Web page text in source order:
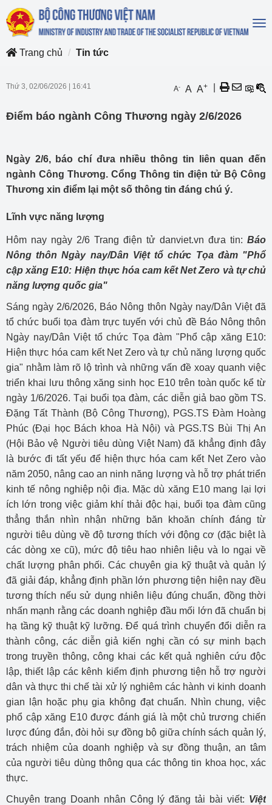
Trang chủ
Tin tức
Thứ 3, 02/06/2026 16:41 A- A A+
Điểm báo ngành Công Thương ngày 2/6/2026
Ngày 2/6, báo chí đưa nhiều thông tin liên quan đến
ngành Công Thương. Cổng Thông tin điện tử Bộ Công
Thương xin điểm lại một số thông tin đáng chú ý.
Lĩnh vực năng lượng
Hôm nay ngày 2/6 Trang điện tử danviet.vn đưa tin: Báo
Nông thôn Ngày nay/Dân Việt tổ chức Tọa đàm "Phổ
cập xăng E10: Hiện thực hóa cam kết Net Zero và tự chủ
năng lượng quốc gia"
Sáng ngày 2/6/2026, Báo Nông thôn Ngày nay/Dân Việt đã
tổ chức buổi tọa đàm trực tuyến với chủ đề Báo Nông thôn
Ngày nay/Dân Việt tổ chức Tọa đàm "Phổ cập xăng E10:
Hiện thực hóa cam kết Net Zero và tự chủ năng lượng quốc
gia" nhằm làm rõ lộ trình và những vấn đề xoay quanh việc
triển khai lưu thông xăng sinh học E10 trên toàn quốc kể từ
ngày 1/6/2026. Tại buổi tọa đàm, các diễn giả bao gồm TS.
Đặng Tất Thành (Bộ Công Thương), PGS.TS Đàm Hoàng
Phúc (Đại học Bách khoa Hà Nội) và PGS.TS Bùi Thị An
(Hội Bảo vệ Người tiêu dùng Việt Nam) đã khẳng định đây
là bước đi tất yếu để hiện thực hóa cam kết Net Zero vào
năm 2050, nâng cao an ninh năng lượng và hỗ trợ phát triển
kinh tế nông nghiệp nội địa. Mặc dù xăng E10 mang lại lợi
ích lớn trong việc giảm khí thải độc hại, buổi tọa đàm cũng
thẳng thắn nhìn nhận những băn khoăn chính đáng từ
người tiêu dùng về độ tương thích với động cơ (đặc biệt là
các dòng xe cũ), mức độ tiêu hao nhiên liệu và lo ngại về
chất lượng phân phối. Các chuyên gia kỹ thuật và quản lý
đã giải đáp, khẳng định phần lớn phương tiện hiện nay đều
tương thích nếu sử dụng nhiên liệu đúng chuẩn, đồng thời
nhấn mạnh rằng các doanh nghiệp đầu mối lớn đã chuẩn bị
hạ tầng kỹ thuật kỹ lưỡng. Để quá trình chuyển đổi diễn ra
thành công, các diễn giả kiến nghị cần có sự minh bạch
trong truyền thông, công khai các kết quả nghiên cứu độc
lập, thiết lập các kênh kiểm định phương tiện hỗ trợ người
dân và thực thi chế tài xử lý nghiêm các hành vi kinh doanh
gian lận hoặc phụ gia không đạt chuẩn. Nhìn chung, việc
phổ cập xăng E10 được đánh giá là một chủ trương chiến
lược đúng đắn, đòi hỏi sự đồng bộ giữa chính sách quản lý,
trách nhiệm của doanh nghiệp và sự đồng thuận, an tâm
của người tiêu dùng thông qua các thông tin khoa học, xác
thực.
Chuyên trang Doanh nhân Công lý đăng tải bài viết: Việt